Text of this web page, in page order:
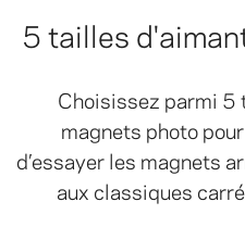
5 tailles
Choisissez parmi
magnets photo
d’essayer les magnets
aux classiques